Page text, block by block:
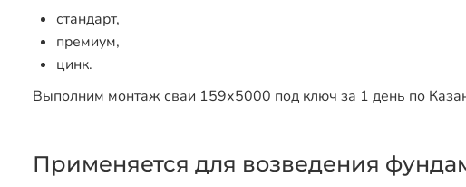
стандарт,
премиум,
цинк.
Выполним монтаж сваи 159х5000 под ключ за 1 день по
Применяется для возведения